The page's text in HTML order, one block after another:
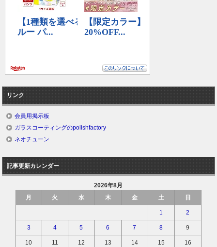
リンク
会員用掲示板
ガラスコーティングのpolishfactory
ネオチューン
記事更新カレンダー
2026年8月
月
火 水 木 金 土 日
1 2
3 4 5 6 7 8 9
10 11 12 13 14 15 16